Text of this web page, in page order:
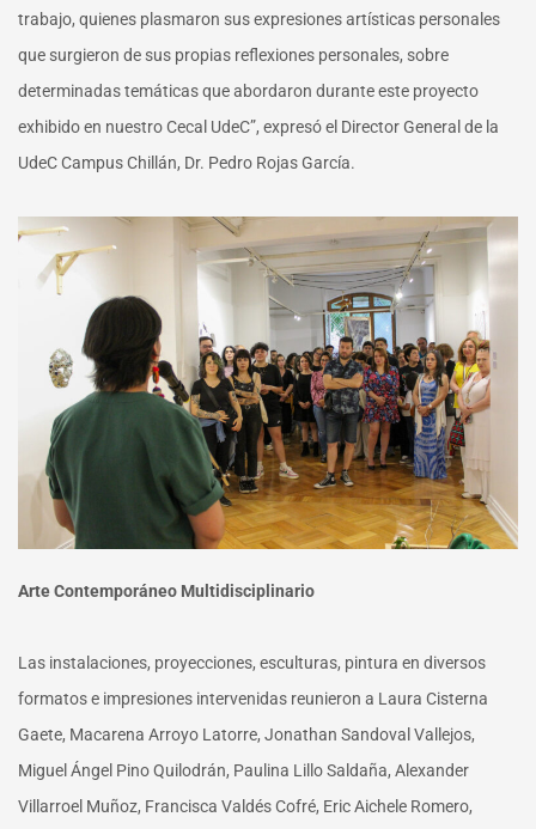
trabajo, quienes plasmaron sus expresiones artísticas personales
que surgieron de sus propias reflexiones personales, sobre
determinadas temáticas que abordaron durante este proyecto
exhibido en nuestro Cecal UdeC”, expresó el Director General de la
UdeC Campus Chillán, Dr. Pedro Rojas García.
Arte Contemporáneo Multidisciplinario
Las instalaciones, proyecciones, esculturas, pintura en diversos
formatos e impresiones intervenidas reunieron a Laura Cisterna
Gaete, Macarena Arroyo Latorre, Jonathan Sandoval Vallejos,
Miguel Ángel Pino Quilodrán, Paulina Lillo Saldaña, Alexander
Villarroel Muñoz, Francisca Valdés Cofré, Eric Aichele Romero,